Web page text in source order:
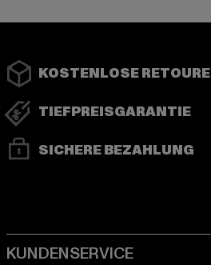
KOSTENLOSE RETOURE
TIEFPREISGARANTIE
SICHERE BEZAHLUNG